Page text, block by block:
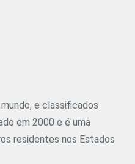
e classificados
em 2000 e é uma
residentes nos Estados